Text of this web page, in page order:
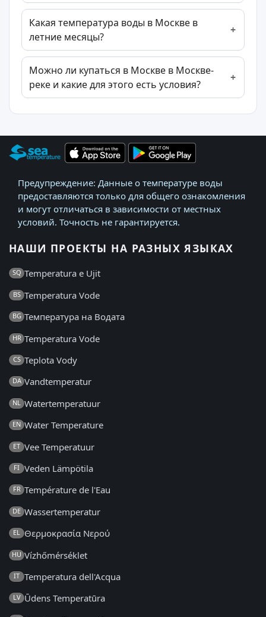
Какая температура воды в Москве в
летние месяцы?
Можно ли купаться в Москве в Москве-
реке и какие для этого есть условия?
Предупреждение: Данные о температуре воды
предоставляются только для общего ознакомления
и могут отличаться в зависимости от местных
условий. Точность не гарантируется.
НАШИ ПРОЕКТЫ НА РАЗНЫХ ЯЗЫКАХ
SQ Temperatura e Ujit
BS Temperatura Vode
BG Температура на Водата
HR Temperatura Vode
CS Teplota Vody
DA Vandtemperatur
NL Watertemperatuur
EN Water Temperature
ET Vee Temperatuur
FI Veden Lämpötila
FR Température de l'Eau
DE Wassertemperatur
EL Θερμοκρασία Νερού
HU Vízhőmérséklet
IT Temperatura dell'Acqua
LV Ūdens Temperatūra